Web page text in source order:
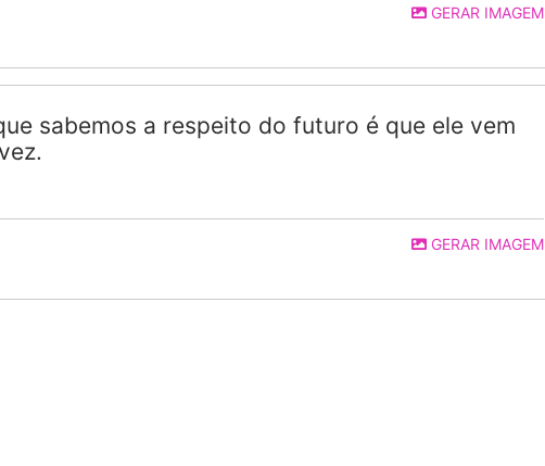
GERAR IMAGEM
sabemos a respeito do futuro é que ele vem
GERAR IMAGEM